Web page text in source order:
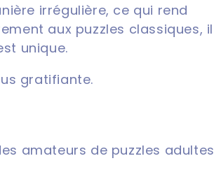
irrégulière, ce qui rend
aux puzzles classiques, il
unique.
gratifiante.
amateurs de puzzles adultes